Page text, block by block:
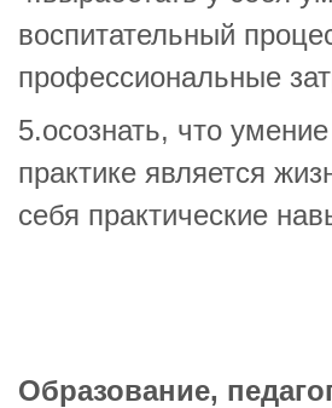
воспитательный
профессиональные
5.осознать, что
практике является
себя практические
Образование,